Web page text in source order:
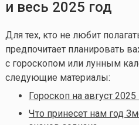
и весь 2025 год
Для тех, кто не любит
предпочитает планировать
с гороскопом или лунным
следующие материалы:
Гороскоп на август 2025
Что принесет нам год